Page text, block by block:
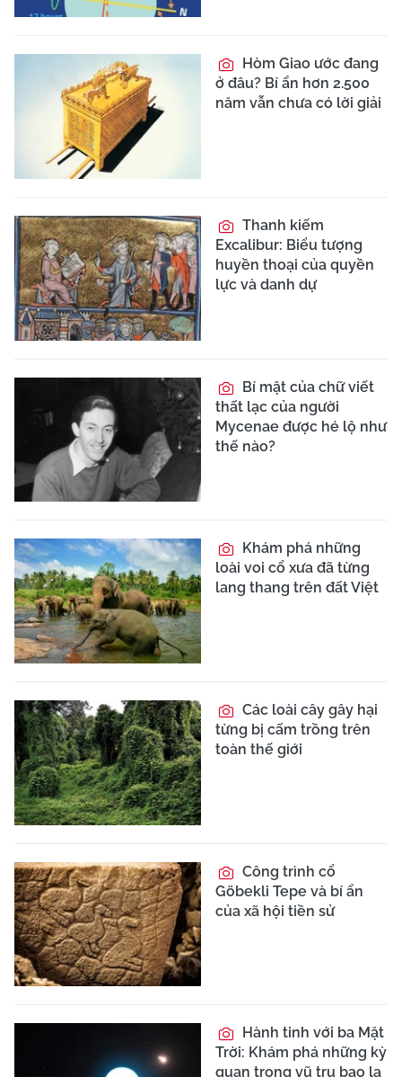
Hòm Giao ước đang
ở đâu? Bí ẩn hơn 2.500
năm vẫn chưa có lời giải
Thanh kiếm
Excalibur: Biểu tượng
huyền thoại của quyền
lực và danh dự
Bí mật của chữ viết
thất lạc của người
Mycenae được hé lộ như
thế nào?
Khám phá những
loài voi cổ xưa đã từng
lang thang trên đất Việt
Các loài cây gây hại
từng bị cấm trồng trên
toàn thế giới
Công trình cổ
Göbekli Tepe và bí ẩn
của xã hội tiền sử
Hành tinh với ba Mặt
Trời: Khám phá những kỳ
quan trong vũ trụ bao la